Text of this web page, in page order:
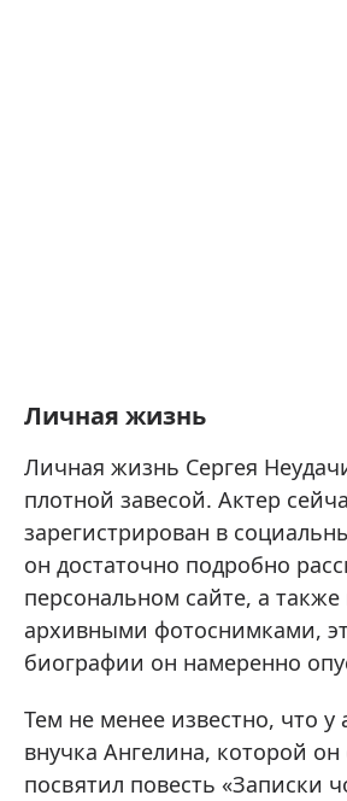
Личная жизнь
Личная жизнь Сергея
плотной завесой. Актер
зарегистрирован в
он достаточно подробно
персональном сайте, а также
архивными фотоснимками,
биографии он намеренно
Тем не менее известно, что у
внучка Ангелина, которой
посвятил повесть «Записки